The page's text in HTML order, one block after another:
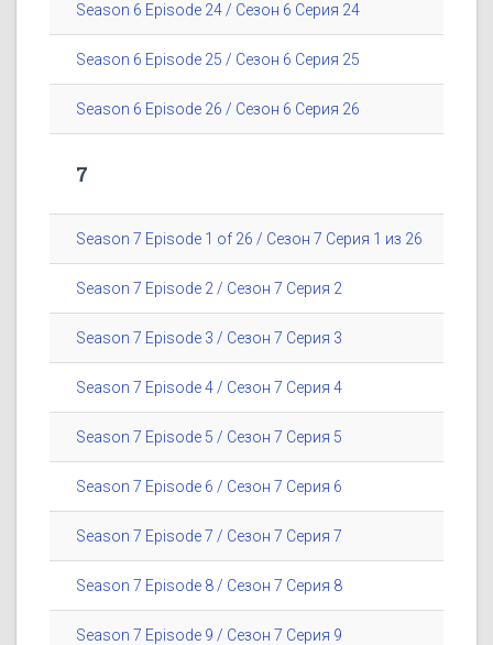
Season 6 Episode 24 / Сезон 6 Серия 24
Season 6 Episode 25 / Сезон 6 Серия 25
Season 6 Episode 26 / Сезон 6 Серия 26
7
Season 7 Episode 1 of 26 / Сезон 7 Серия 1 из 26
Season 7 Episode 2 / Сезон 7 Серия 2
Season 7 Episode 3 / Сезон 7 Серия 3
Season 7 Episode 4 / Сезон 7 Серия 4
Season 7 Episode 5 / Сезон 7 Серия 5
Season 7 Episode 6 / Сезон 7 Серия 6
Season 7 Episode 7 / Сезон 7 Серия 7
Season 7 Episode 8 / Сезон 7 Серия 8
Season 7 Episode 9 / Сезон 7 Серия 9